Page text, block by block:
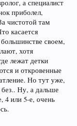
а специалист
приболел,
чистотой там
касается
своем,
хотя
лежат детки
и откровенные
Но тут уже,
без.. Ну, а дальше
4 или 5-е, очень